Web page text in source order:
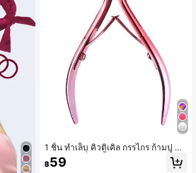
1 ชิ้น ทำเล็บ คิวติเคิล กรรไกร ก้ามปู คีม
ตัด ปัตตาเลี่ยน ขี้ไคล รีมูฟเวอร์ ตัด คีม
แต่งเล็บ สแตนเลส ตัดแต่ง การดูแลแล
฿59